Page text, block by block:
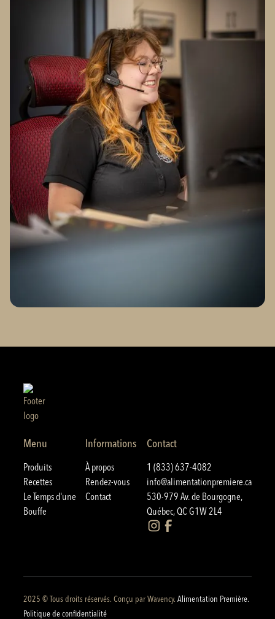
Menu
Produits
Recettes
Le Temps d'une
Bouffe
Informations
À propos
Rendez-vous
Contact
Contact
1 (833) 637-4082
info@alimentationpremiere.ca
530-979 Av. de Bourgogne,
Québec, QC G1W 2L4
2025 © Tous droits réservés. Conçu parWavency.Alimentation Première.
Politique de confidentialité